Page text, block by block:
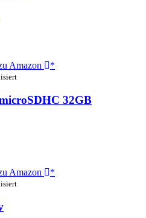
Amazon *
32GB
Amazon *